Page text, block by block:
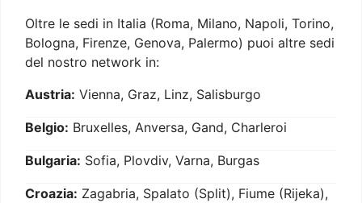
Oltre le sedi in Italia (Roma, Milano, Napoli, Torino,
Bologna, Firenze, Genova, Palermo) puoi altre sedi
del nostro network in:
Austria: Vienna, Graz, Linz, Salisburgo
Belgio: Bruxelles, Anversa, Gand, Charleroi
Bulgaria: Sofia, Plovdiv, Varna, Burgas
Croazia: Zagabria, Spalato (Split), Fiume (Rijeka),